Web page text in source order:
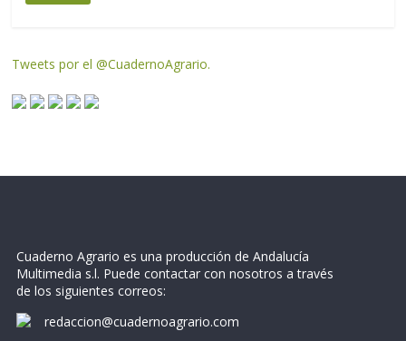
Tweets por el @CuadernoAgrario.
Cuaderno Agrario es una producción de Andalucía
Multimedia s.l. Puede contactar con nosotros a través
de los siguientes correos:
redaccion@cuadernoagrario.com